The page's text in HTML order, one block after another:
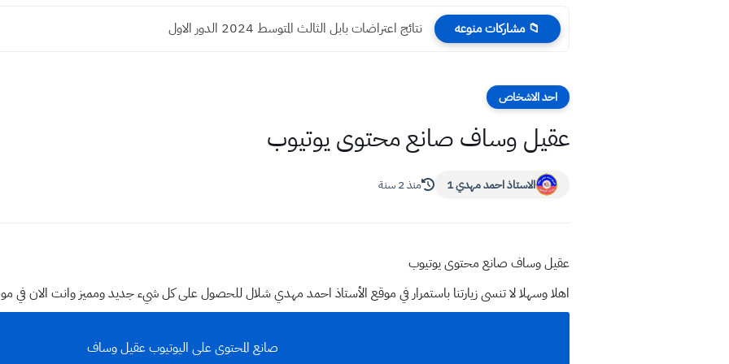
📁 مشاركات منوعه نتائج اعتراضات بابل الثالث المتوسط 2024 الدور الاول
احد الاشخاص
عقيل وساف صانع محتوى يوتيوب
الاستاذ احمد مهدي 1 منذ 2 سنة
عقيل وساف صانع محتوى يوتيوب
اهلا وسهلالا تنسى زيارتنا باستمرار في موقع الأستاذ احمد مهدي شلال للحصول على كل شيء جديد ومميز وانت الان في
صانع المحتوى على اليوتيوب عقيل وساف